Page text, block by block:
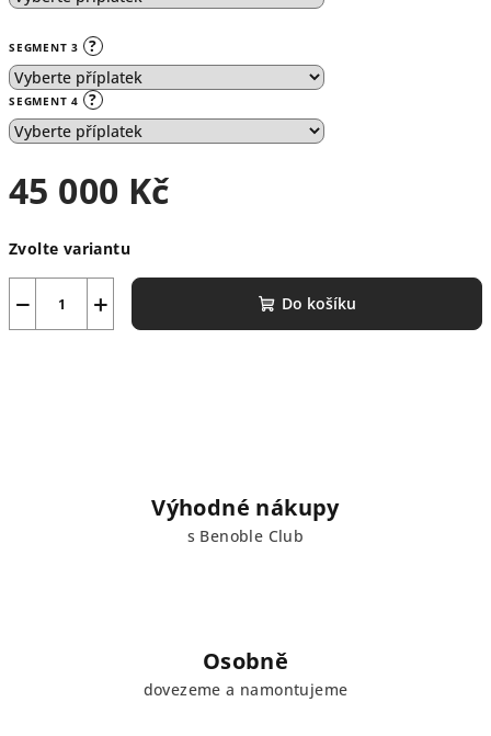
SEGMENT 3 ?
SEGMENT 4 ?
45 000 Kč
cena:
Zvolte variantu
+
− Do košíku
Výhodné nákupy
s Benoble Club
Osobně
dovezeme a namontujeme